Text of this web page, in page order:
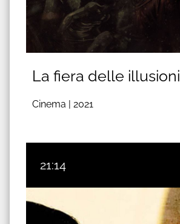
La fiera delle illusioni
Cinema | 2021
21:14